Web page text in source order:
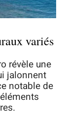
variés
révèle une
jalonnent
notable de